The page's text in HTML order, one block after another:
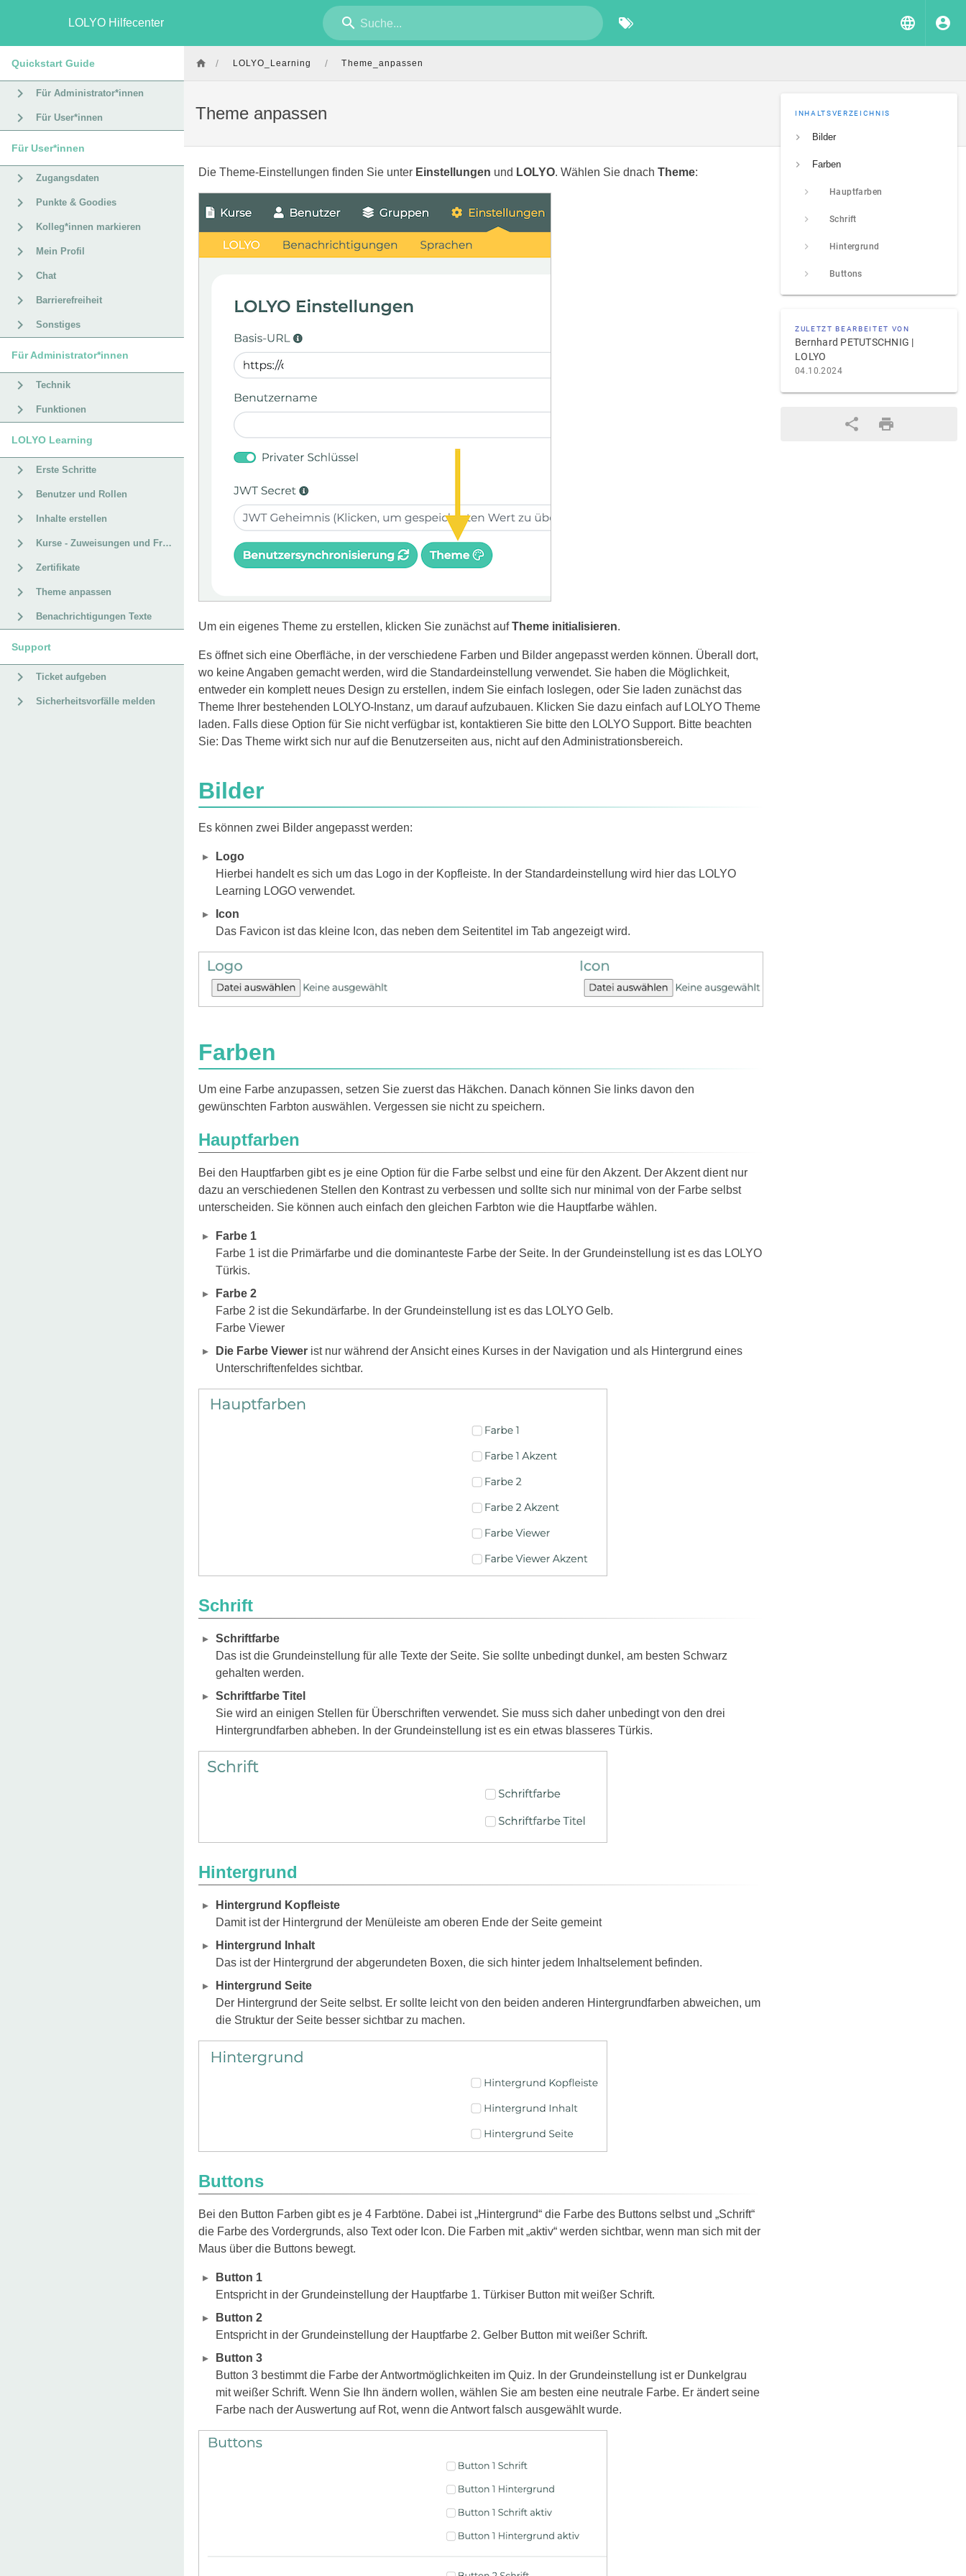
LOLYO Hilfecenter Suche...
Quickstart Guide
Für Administrator*innen
Für User*innen
Für User*innen
Zugangsdaten
Punkte & Goodies
Kolleg*innen markieren
Mein Profil
Chat
Barrierefreiheit
Sonstiges
Für Administrator*innen
Technik
Funktionen
LOLYO Learning
Erste Schritte
Benutzer und Rollen
Inhalte erstellen
Kurse - Zuweisungen und Fristen
Zertifikate
Theme anpassen
Benachrichtigungen Texte
Support
Ticket aufgeben
Sicherheitsvorfälle melden
/ LOLYO_Learning / Theme_anpassen
Theme anpassen INHALTSVERZEICHNIS
Bilder
Farben
Hauptfarben
Schrift
Hintergrund
Buttons
ZULETZT BEARBEITET VON
Bernhard PETUTSCHNIG |
LOLYO
04.10.2024
Die Theme-Einstellungen finden Sie unter Einstellungen und LOLYO. Wählen Sie dnach Theme:
Um ein eigenes Theme zu erstellen, klicken Sie zunächst aufTheme initialisieren.
Es öffnet sich eine Oberfläche, in der verschiedene Farben und Bilder angepasst werden können. Überall dort,
wo keine Angaben gemacht werden, wird die Standardeinstellung verwendet. Sie haben die Möglichkeit,
entweder ein komplett neues Design zu erstellen, indem Sie einfach loslegen, oder Sie laden zunächst das
Theme Ihrer bestehenden LOLYO-Instanz, um darauf aufzubauen. Klicken Sie dazu einfach auf LOLYO Theme
laden. Falls diese Option für Sie nicht verfügbar ist, kontaktieren Sie bitte den LOLYO Support. Bitte beachten
Sie: Das Theme wirkt sich nur auf die Benutzerseiten aus, nicht auf den Administrationsbereich.
Bilder
Es können zwei Bilder angepasst werden:
Logo
Hierbei handelt es sich um das Logo in der Kopfleiste. In der Standardeinstellung wird hier das LOLYO
Learning LOGO verwendet.
Icon
Das Favicon ist das kleine Icon, das neben dem Seitentitel im Tab angezeigt wird.
Farben
Um eine Farbe anzupassen, setzen Sie zuerst das Häkchen. Danach können Sie links davon den
gewünschten Farbton auswählen. Vergessen sie nicht zu speichern.
Hauptfarben
Bei den Hauptfarben gibt es je eine Option für die Farbe selbst und eine für den Akzent. Der Akzent dient nur
dazu an verschiedenen Stellen den Kontrast zu verbessen und sollte sich nur minimal von der Farbe selbst
unterscheiden. Sie können auch einfach den gleichen Farbton wie die Hauptfarbe wählen.
Farbe 1
Farbe 1 ist die Primärfarbe und die dominanteste Farbe der Seite. In der Grundeinstellung ist es das LOLYO
Türkis.
Farbe 2
Farbe 2 ist die Sekundärfarbe. In der Grundeinstellung ist es das LOLYO Gelb.
Farbe Viewer
Die Farbe Viewer ist nur während der Ansicht eines Kurses in der Navigation und als Hintergrund eines
Unterschriftenfeldes sichtbar.
Schrift
Schriftfarbe
Das ist die Grundeinstellung für alle Texte der Seite. Sie sollte unbedingt dunkel, am besten Schwarz
gehalten werden.
Schriftfarbe Titel
Sie wird an einigen Stellen für Überschriften verwendet. Sie muss sich daher unbedingt von den drei
Hintergrundfarben abheben. In der Grundeinstellung ist es ein etwas blasseres Türkis.
Hintergrund
Hintergrund Kopfleiste
Damit ist der Hintergrund der Menüleiste am oberen Ende der Seite gemeint
Hintergrund Inhalt
Das ist der Hintergrund der abgerundeten Boxen, die sich hinter jedem Inhaltselement befinden.
Hintergrund Seite
Der Hintergrund der Seite selbst. Er sollte leicht von den beiden anderen Hintergrundfarben abweichen, um
die Struktur der Seite besser sichtbar zu machen.
Buttons
Bei den Button Farben gibt es je 4 Farbtöne. Dabei ist „Hintergrund“ die Farbe des Buttons selbst und „Schrift“
die Farbe des Vordergrunds, also Text oder Icon. Die Farben mit „aktiv“ werden sichtbar, wenn man sich mit der
Maus über die Buttons bewegt.
Button 1
Entspricht in der Grundeinstellung der Hauptfarbe 1. Türkiser Button mit weißer Schrift.
Button 2
Entspricht in der Grundeinstellung der Hauptfarbe 2. Gelber Button mit weißer Schrift.
Button 3
Button 3 bestimmt die Farbe der Antwortmöglichkeiten im Quiz. In der Grundeinstellung ist er Dunkelgrau
mit weißer Schrift. Wenn Sie Ihn ändern wollen, wählen Sie am besten eine neutrale Farbe. Er ändert seine
Farbe nach der Auswertung auf Rot, wenn die Antwort falsch ausgewählt wurde.